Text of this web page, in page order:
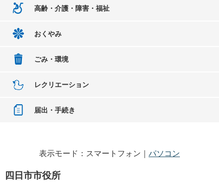
高齢・介護・障害・福祉
おくやみ
ごみ・環境
レクリエーション
届出・手続き
表示モード：スマートフォン｜ パソコン
四日市市役所